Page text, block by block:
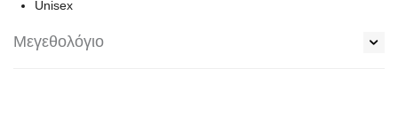
Unisex
Μεγεθολόγιο